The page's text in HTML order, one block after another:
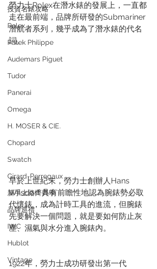
投資名錶攻略
Rolex
Patek Philippe
Audemars Piguet
Tudor
Panerai
Omega
H. MOSER & CIE.
Chopard
Swatch
Girard-Perregaux
新手上路齊齊學
品牌巡禮
IWC
Hublot
Vintage
勞力士Rolex在潛水錶的發展上，一直都
走在最前端，品牌所研發的Submariner
潛航者系列，幾乎成為了潛水錶的代名
詞。
早於上世紀末，勞力士創辦人Hans
Wilsdorf 具有前瞻性地認為腕錶勢必取
代懷錶，成為計時工具的進流，但腕錶
先要解決一個問題，就是要如何防止灰
塵、濕氣與水分進入腕錶內。
1922年，勞力士成功研發出第一代